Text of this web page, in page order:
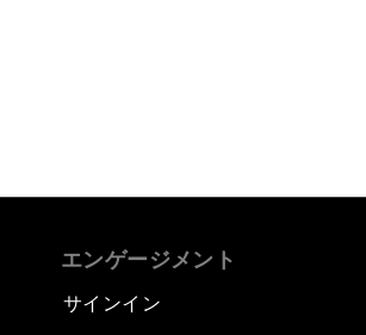
エンゲージメント
サインイン